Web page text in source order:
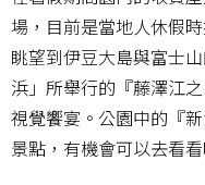
場，目前是當地人休假
眺望到伊豆大島與富士
浜」所舉行的『藤澤江
視覺饗宴。公園中的『
景點，有機會可以去看看